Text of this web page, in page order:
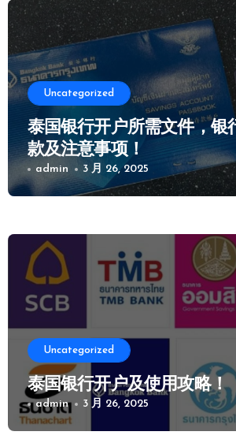
Uncategorized
泰国银行开户所需文件，银
款及注意事项！
admin 3 月 26, 2025
Uncategorized
泰国银行开户及使用攻略！
admin 3 月 26, 2025